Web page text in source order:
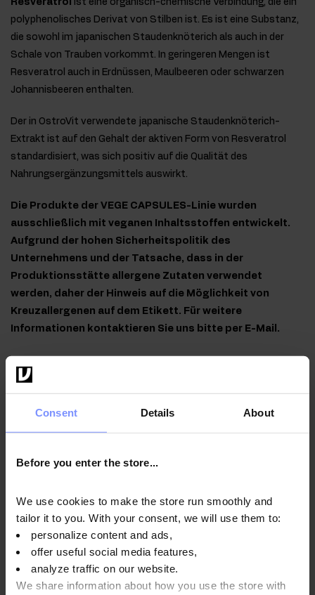
Consent Details About
Before you enter the store...
We use cookies to make the store run smoothly and
tailor it to you. With your consent, we will use them to:
personalize content and ads,
offer useful social media features,
analyze traffic on our website.
We share information about how you use the store with
Resveratrol
ist eine organisch-chemische Verbindung, die ein
polyphenolisches Derivat von Stilben ist. Es ist eine Substanz,
die sowohl im japanischen Staudenknöterich als auch in der
Schale von Trauben vorkommt. In geringeren Mengen ist
Resveratrol auch in Erdnüssen, Maulbeeren oder schwarzen
Johannisbeeren enthalten.
Der in OstroVit verwendete japanische Staudenknöterich-
Extrakt ist auf den Gehalt der aktiven Form von Resveratrol
standardisiert, was sich positiv auf die Qualität des
Nahrungsergänzungsmittels auswirkt.
Die Produkte der VEGE CAPSULES-Linie wurden
ausschließlich mit veganen Inhaltsstoffen entwickelt.
Aufgrund der hohen Sicherheitspolitik des
Unternehmens und der Tatsache, dass in der
Produktionsstätte allergene Zutaten verwendet
werden, daher der Hinweis auf die Möglichkeit von
Kreuzallergenen auf dem Etikett. Für weitere
Informationen kontaktieren Sie uns bitte per E-Mail.
Qualität laborbestätigt
Im Interesse der Gesundheit unserer Kunden unterliegen
die von uns hergestellten Produkte regelmäßigen
Labor, um höchste Qualität zu gewährleisten und
OstroVit Resveratrol VEGE - Mikrobiologische Analyse
02.03.2024